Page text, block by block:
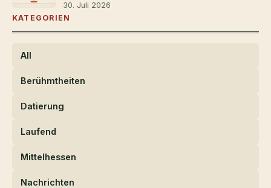
30. Juli 2026
KATEGORIEN
All
Berühmtheiten
Datierung
Laufend
Mittelhessen
Nachrichten